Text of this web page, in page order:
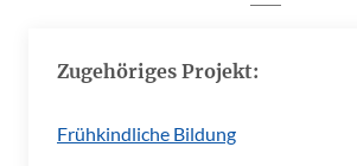
Zugehöriges Projekt:
Frühkindliche Bildung